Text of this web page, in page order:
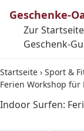
Geschenke-
Zur Startseite
Geschenk-
Startseite › Sport &
Ferien Workshop für
Indoor Surfen: